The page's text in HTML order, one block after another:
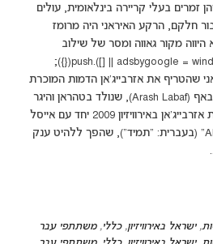
זמרים בעלי קריירה בינלאומית, עולים
חלקם, הרקע האיראני היה מרומז
מקור גאווה ומסר של שילוב
תרבויות. (adsbygoogle = window.adsbygoogle || []).push({});
שהטריף את אזרבייג'אן הדמות המוכרת
ביותר ברשימה היא אראש לבאף (Arash Labaf), שנולד בטהראן והיגר
לשוודיה בגיל 10. הוא ייצג את אזרבייג'אן באירוויזיון 2009 יחד עם אייסל
(Aysel) בשיר הקצבי “Always” (בעברית: "תמיד"), שהפך ללהיט ענק
,ישראל באירוויזיון,כללי,משתתפי עבר